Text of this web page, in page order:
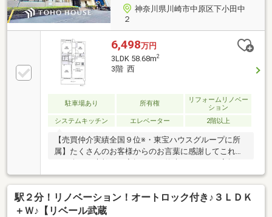
神奈川県川崎市中原区下小田中
２
6,498万円
3LDK 58.68m2
3階 西
駐車場あり 所有権
リフォームリノベー
ション
システムキッチン
エレベーター 2階以上
【売買仲介実績全国９位※・東宝ハウスグループに所
属】たくさんのお客様からのお言葉に感謝してこれか
らも楽しく素敵なお家探しをお約束します。お家探し
を始めてみようと思われたらまずは、お気軽に東宝ハ
ウス溝の口に相談してみませんか？何も決まっていな
くて大丈夫！まずはお客様の夢をお聞かせください！
「行って良かったね」と思っていただけるように、ス
駅２分！リノベーション！オートロック付き♪３ＬＤＫ
＋Ｗ♪【リベール武蔵